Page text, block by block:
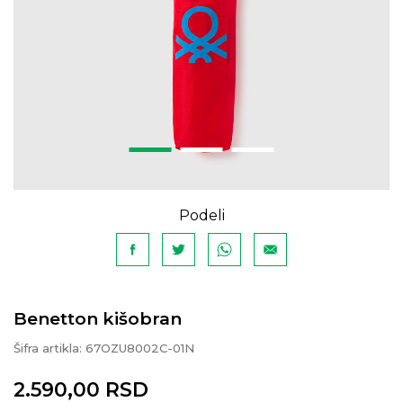
Podeli
Benetton kišobran
Šifra artikla: 67OZU8002C-01N
2.590,00 RSD